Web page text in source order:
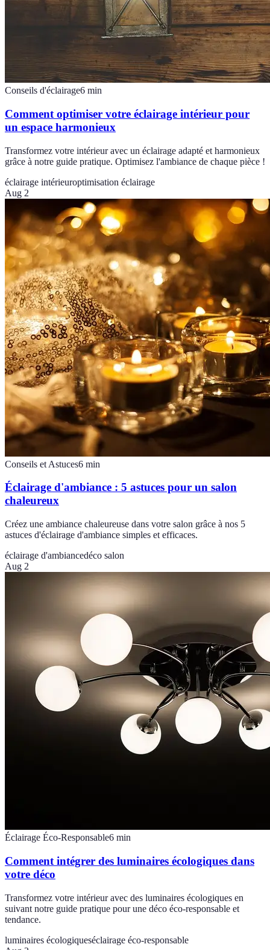
Conseils d'éclairage6 min
Comment optimiser votre éclairage intérieur pour
un espace harmonieux
Transformez votre intérieur avec un éclairage adapté et harmonieux
grâce à notre guide pratique. Optimisez l'ambiance de chaque pièce !
éclairage intérieuroptimisation éclairage
Aug 2
Conseils et Astuces6 min
Éclairage d'ambiance : 5 astuces pour un salon
chaleureux
Créez une ambiance chaleureuse dans votre salon grâce à nos 5
astuces d'éclairage d'ambiance simples et efficaces.
éclairage d'ambiancedéco salon
Aug 2
Éclairage Éco-Responsable6 min
Comment intégrer des luminaires écologiques dans
votre déco
Transformez votre intérieur avec des luminaires écologiques en
suivant notre guide pratique pour une déco éco-responsable et
tendance.
luminaires écologiqueséclairage éco-responsable